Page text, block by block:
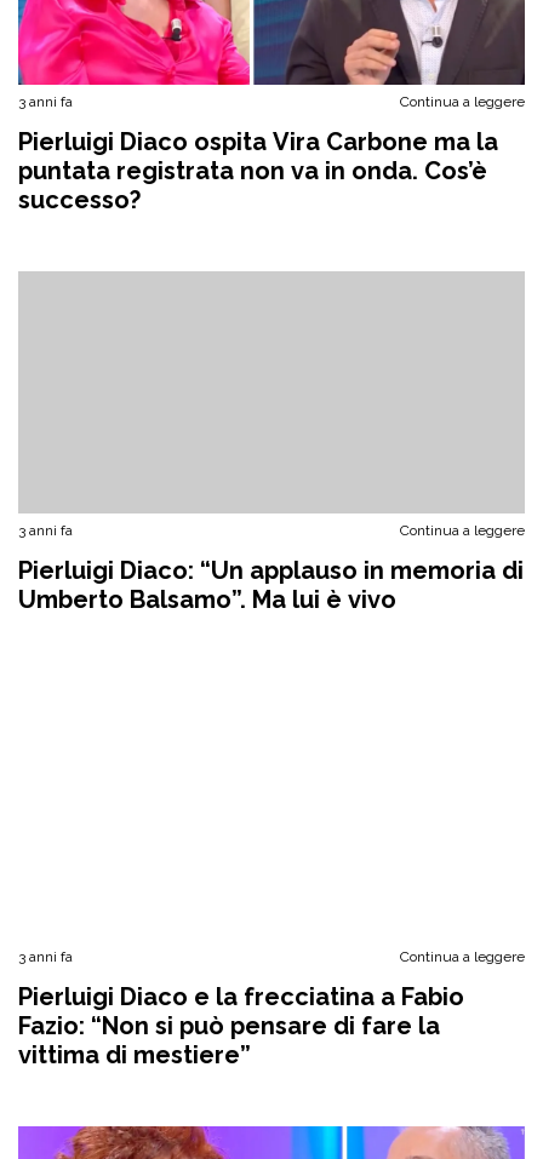
3 anni fa Continua a leggere
Pierluigi Diaco ospita Vira Carbone ma la
puntata registrata non va in onda. Cos’è
successo?
3 anni fa Continua a leggere
Pierluigi Diaco: “Un applauso in memoria di
Umberto Balsamo”. Ma lui è vivo
3 anni fa Continua a leggere
Pierluigi Diaco e la frecciatina a Fabio
Fazio: “Non si può pensare di fare la
vittima di mestiere”